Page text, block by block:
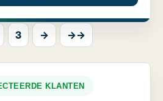
3 → →→
KLANTEN